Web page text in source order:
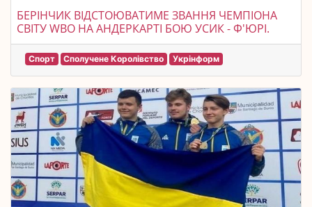
БЕРІНЧИК ВІДСТОЮВАТИМЕ ЗВАННЯ ЧЕМПІОНА
СВІТУ WBO НА АНДЕРКАРТІ БОЮ УСИК - Ф'ЮРІ.
Спорт Сполучене Королівство Укрінформ